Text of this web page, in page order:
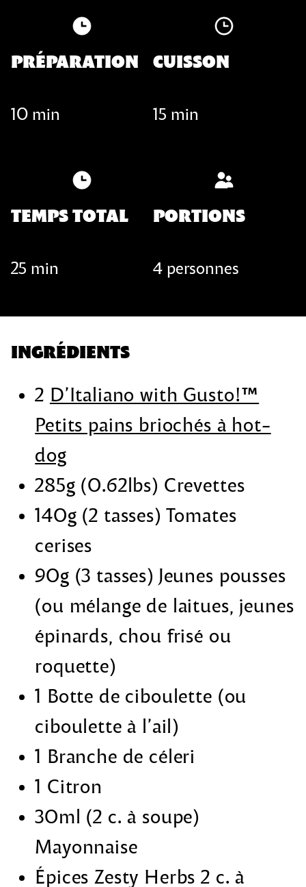
PRÉPARATION
10 min
CUISSON
15 min
TEMPS TOTAL
25 min
PORTIONS
4 personnes
INGRÉDIENTS
2 D’Italiano with Gusto!™
Petits pains briochés à hot-
dog
285g (0.62lbs) Crevettes
140g (2 tasses) Tomates
cerises
90g (3 tasses) Jeunes pousses
(ou mélange de laitues, jeunes
épinards, chou frisé ou
roquette)
1 Botte de ciboulette (ou
ciboulette à l’ail)
1 Branche de céleri
1 Citron
30ml (2 c. à soupe)
Mayonnaise
Épices Zesty Herbs 2 c. à